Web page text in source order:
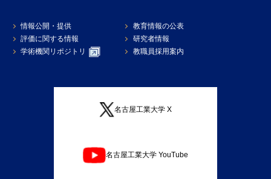
情報公開・提供
教育情報の公表
評価に関する情報
研究者情報
学術機関リポジトリ
教職員採用案内
名古屋工業大学 X
名古屋工業大学 YouTube